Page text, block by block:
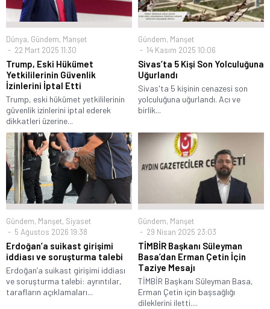
Dünya, Gündem, Manşet
22 Mart 2025 11:30
Trump, Eski Hükümet
Yetkililerinin Güvenlik
İzinlerini İptal Etti
Trump, eski hükümet yetkililerinin
güvenlik izinlerini iptal ederek
dikkatleri üzerine...
Gündem, Manşet
14 Kasım 2025 10:06
Sivas’ta 5 Kişi Son Yolculuğuna
Uğurlandı
Sivas'ta 5 kişinin cenazesi son
yolculuğuna uğurlandı. Acı ve
birlik...
Gündem, Manşet, Siyaset
5 Ağustos 2026 19:38
Erdoğan’a suikast girişimi
iddiası ve soruşturma talebi
Erdoğan’a suikast girişimi iddiası
ve soruşturma talebi: ayrıntılar,
tarafların açıklamaları...
Gündem, Manşet
29 Nisan 2025 23:03
TİMBİR Başkanı Süleyman
Basa’dan Erman Çetin İçin
Taziye Mesajı
TİMBİR Başkanı Süleyman Basa,
Erman Çetin için başsağlığı
dileklerini iletti....